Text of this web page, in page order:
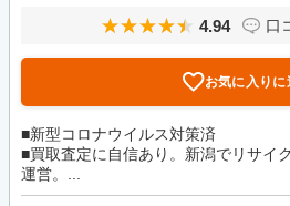
4.94 口
お気に入りに
■新型コロナウイルス対策済
■買取査定に自信あり。新潟でリサイ
運営。...